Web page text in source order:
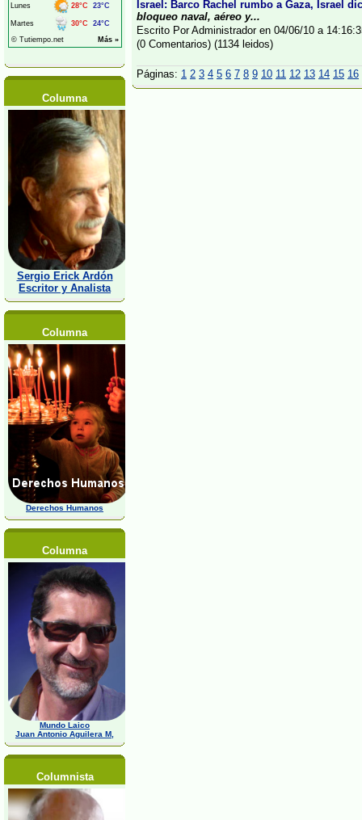
Columna
Sergio Erick Ardón
Escritor y Analista
Columna
Derechos Humanos
Columna
Mundo Laico
Juan Antonio Aguilera M,
Columnista
Israel: Barco Rachel rumbo a Gaza, Israel
bloqueo naval, aéreo y...
Escrito Por Administrador en 04/06/10 a
(0 Comentarios) (1134 leidos)
Páginas: 1 2 3 4 5 6 7 8 9 10 11 12 13 14 15 16